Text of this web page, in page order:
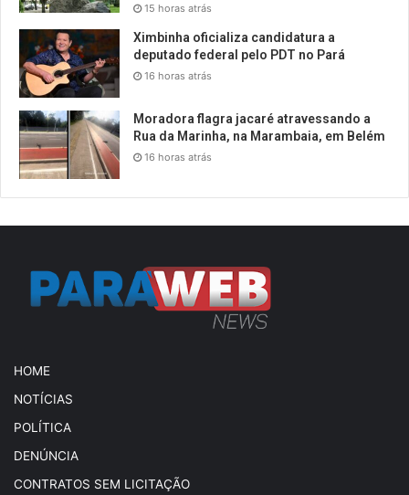
15 horas atrás
Ximbinha oficializa candidatura a
deputado federal pelo PDT no Pará
16 horas atrás
Moradora flagra jacaré atravessando a
Rua da Marinha, na Marambaia, em Belém
16 horas atrás
HOME
NOTÍCIAS
POLÍTICA
DENÚNCIA
CONTRATOS SEM LICITAÇÃO